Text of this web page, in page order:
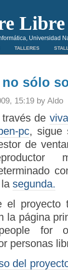
Libre
Universidad
TALLERES
no sólo
15:19 by Aldo
de
pc, sigue
de
segunda.
el
la página
for
personas
del